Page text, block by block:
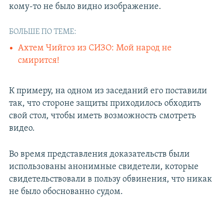
кому-то не было видно изображение.
БОЛЬШЕ ПО ТЕМЕ:
Ахтем Чийгоз из СИЗО: Мой народ не
смирится!
К примеру, на одном из заседаний его поставили
так, что стороне защиты приходилось обходить
свой стол, чтобы иметь возможность смотреть
видео.
Во время представления доказательств были
использованы анонимные свидетели, которые
свидетельствовали в пользу обвинения, что никак
не было обоснованно судом.